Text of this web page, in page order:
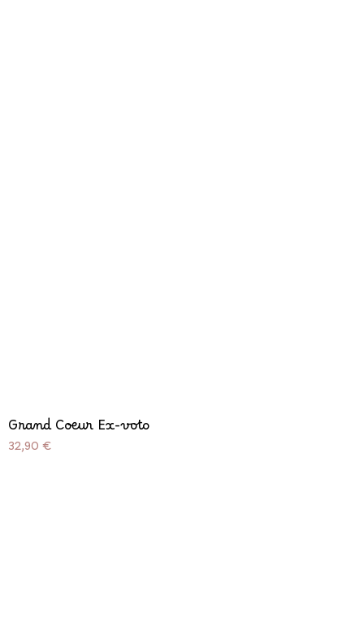
Grand Coeur Ex-voto
Prix
32,90 €